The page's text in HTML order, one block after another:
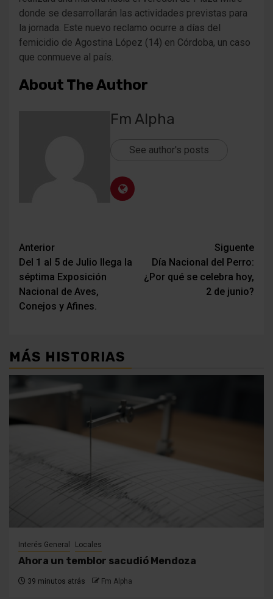
donde se desarrollarán las actividades previstas para
la jornada. Este nuevo reclamo ocurre a días del
femicidio de Agostina López (14) en Córdoba, un caso
que conmueve al país.
About The Author
Fm Alpha
See author's posts
Navegación
de
entradas
Anterior
Del 1 al 5 de Julio llega la
séptima Exposición
Nacional de Aves,
Conejos y Afines.
Siguente
Día Nacional del Perro:
¿Por qué se celebra hoy,
2 de junio?
MÁS HISTORIAS
Interés General Locales
Ahora un temblor sacudió Mendoza
39 minutos atrás Fm Alpha